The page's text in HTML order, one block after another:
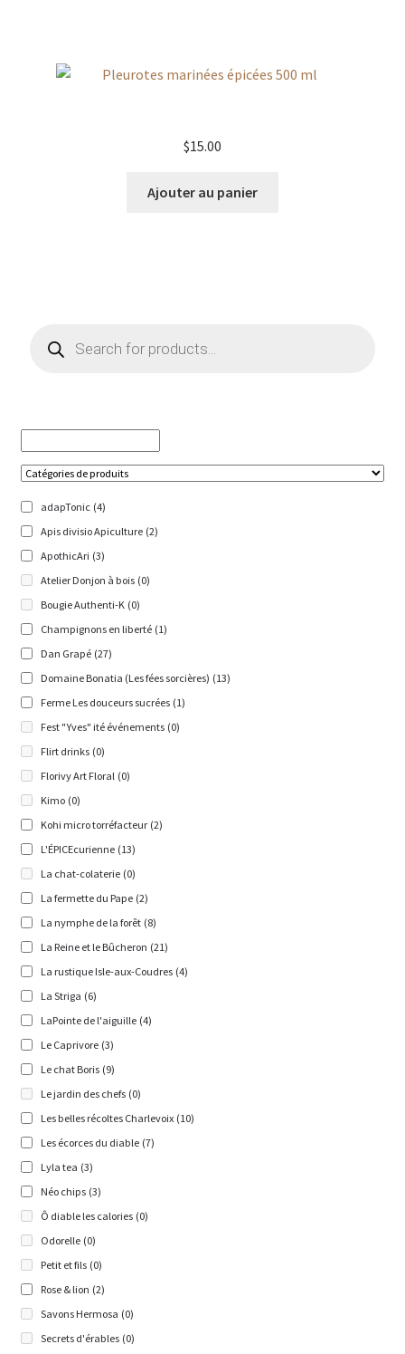
$15.00
Ajouter au panier
search
adapTonic (4)
Apis divisio Apiculture (2)
ApothicAri (3)
Atelier Donjon à bois (0)
Bougie Authenti-K (0)
Champignons en liberté (1)
Dan Grapé (27)
Domaine Bonatia (Les fées sorcières) (13)
Ferme Les douceurs sucrées (1)
Fest "Yves" ité événements (0)
Flirt drinks (0)
Florivy Art Floral (0)
Kimo (0)
Kohi micro torréfacteur (2)
L'ÉPICEcurienne (13)
La chat-colaterie (0)
La fermette du Pape (2)
La nymphe de la forêt (8)
La Reine et le Bûcheron (21)
La rustique Isle-aux-Coudres (4)
La Striga (6)
LaPointe de l'aiguille (4)
Le Caprivore (3)
Le chat Boris (9)
Le jardin des chefs (0)
Les belles récoltes Charlevoix (10)
Les écorces du diable (7)
Lyla tea (3)
Néo chips (3)
Ô diable les calories (0)
Odorelle (0)
Petit et fils (0)
Rose & lion (2)
Savons Hermosa (0)
Secrets d'érables (0)